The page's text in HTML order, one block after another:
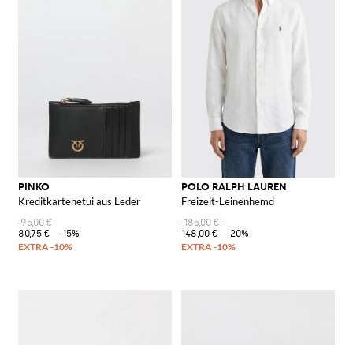
PINKO
Kreditkartenetui aus Leder
95,00 €
80,75 €
-15%
POLO RALPH LAUREN
Freizeit-Leinenhemd
185,00 €
148,00 €
-20%